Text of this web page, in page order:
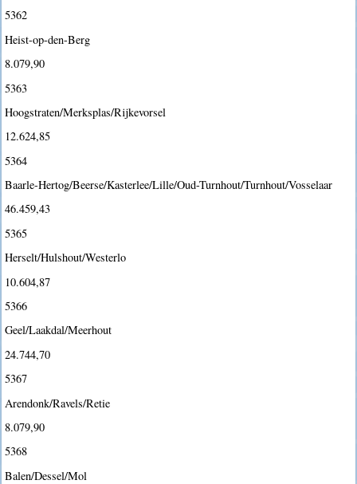
5362
Heist-op-den-Berg
8.079,90
5363
Hoogstraten/Merksplas/Rijkevorsel
12.624,85
5364
Baarle-Hertog/Beerse/Kasterlee/Lille/Oud-Turnhout/Turnhout/Vosselaar
46.459,43
5365
Herselt/Hulshout/Westerlo
10.604,87
5366
Geel/Laakdal/Meerhout
24.744,70
5367
Arendonk/Ravels/Retie
8.079,90
5368
Balen/Dessel/Mol